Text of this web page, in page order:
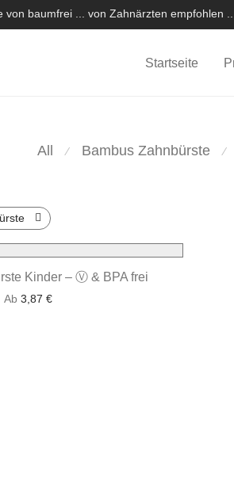
von baumfrei ... von Zahnärzten empfohlen ...
Startseite
All ⁄ Bambus Zahnbürste ⁄
Kinder – Ⓥ & BPA frei
Ab 3,87 €